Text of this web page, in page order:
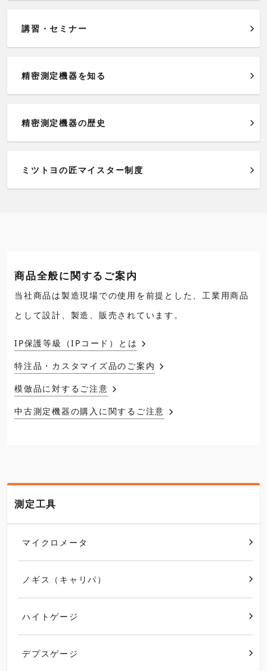
講習・セミナー
精密測定機器を知る
精密測定機器の歴史
ミツトヨの匠マイスター制度
商品全般に関するご案内
当社商品は製造現場での使用を前提とした、工業用商品
として設計、製造、販売されています。
IP保護等級（IPコード）とは
特注品・カスタマイズ品のご案内
模倣品に対するご注意
中古測定機器の購入に関するご注意
測定工具
マイクロメータ
ノギス（キャリパ）
ハイトゲージ
デプスゲージ